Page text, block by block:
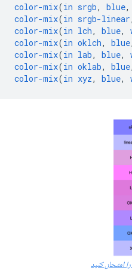
color-mix(in srgb, blue,
color-mix(in srgb-linear,
color-mix(in lch, blue,
color-mix(in oklch, blue,
color-mix(in lab, blue,
color-mix(in oklab, blue,
color-mix(in xyz, blue,
امتحان کنید